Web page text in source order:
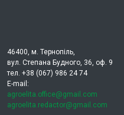
46400, м. Тернопіль,
вул. Степана Будного, 36, оф. 9
тел. +38 (067) 986 24 74
E-mail:
agroelita.office@gmail.com
agroelita.redactor@gmail.com